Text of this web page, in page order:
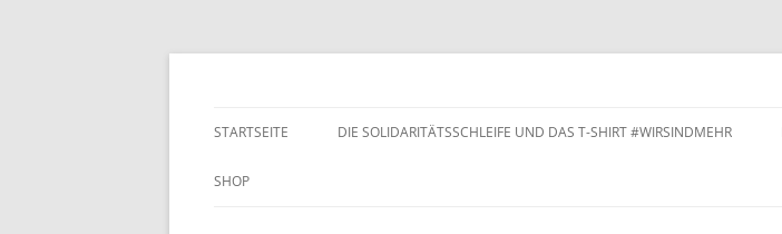
Zum
STARTSEITE DIE SOLIDARITÄTSSCHLEIFE UND DAS T-SHIRT #WIRSINDMEHR
SHOP